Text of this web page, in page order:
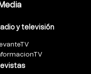
y televisión